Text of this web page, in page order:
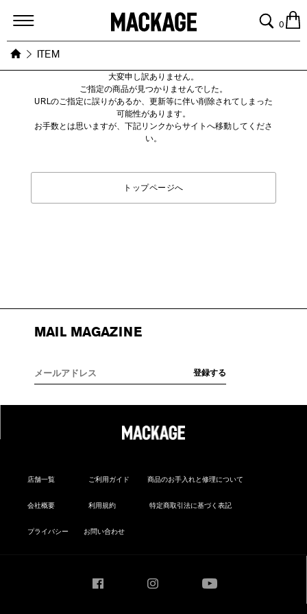
MACKAGE
0
ITEM
大変申し訳ありません。
ご指定の商品が見つかりませんでした。
URLのご指定に誤りがあるか、更新等に伴い削除されてしまった
可能性があります。
お手数とは思いますが、下記リンクからサイトへ移動してくださ
い。
トップページへ
MAIL MAGAZINE
店舗一覧 ご利用ガイド 商品のお手入れと修理について
会社概要 利用規約 特定商取引法に基づく表記
プライバシー お問い合わせ
Instagram